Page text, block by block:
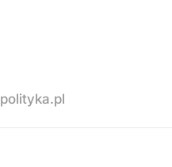
polityka.pl